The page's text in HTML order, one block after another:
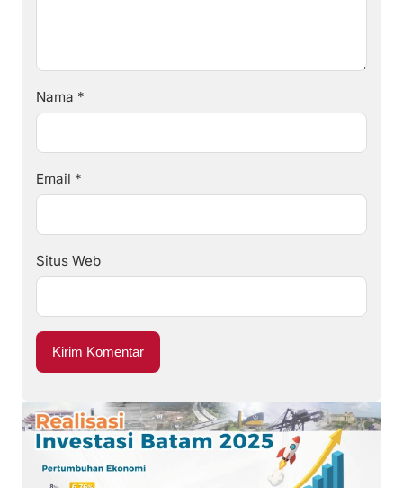
Nama *
Email *
Situs Web